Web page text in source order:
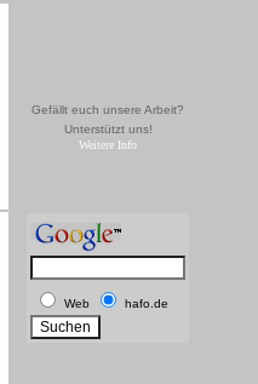
Gefällt euch unsere Arbeit?
Unterstützt uns!
Weitere Info
Web hafo.de